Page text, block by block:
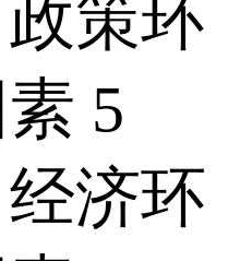
政策环
5
经济环